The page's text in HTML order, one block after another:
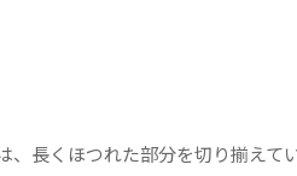
、長くほつれた部分を切り揃えて